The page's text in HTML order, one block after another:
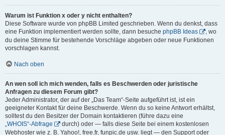
Warum ist Funktion x oder y nicht enthalten?
Diese Software wurde von phpBB Limited geschrieben. Wenn du denkst, dass
eine Funktion implementiert werden sollte, dann besuche phpBB Ideas
, wo
du deine Stimme für bestehende Vorschläge abgeben oder neue Funktionen
vorschlagen kannst.
Nach oben
An wen soll ich mich wenden, falls es Beschwerden oder juristische
Anfragen zu diesem Forum gibt?
Jeder Administrator, der auf der „Das Team“-Seite aufgeführt ist, ist ein
geeigneter Kontakt für deine Beschwerde. Wenn du so keine Antwort erhältst,
solltest du den Besitzer der Domain kontaktieren (führe dazu eine
„WHOIS“-Abfrage
durch) oder — falls diese Seite bei einem kostenlosen
Webhoster wie z. B. Yahoo!, free.fr, funpic.de usw. liegt — den Support oder